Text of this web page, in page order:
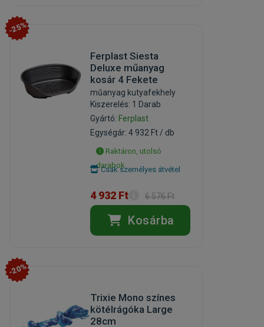
-25%
Ferplast Siesta
Deluxe műanyag
kosár 4 Fekete
műanyag kutyafekhely
Kiszerelés: 1 Darab
Gyártó: Ferplast
Egységár: 4 932 Ft / db
Raktáron, utolsó
darabok
Csak személyes átvétel
4 932 Ft 6 576 Ft
Kosárba
-20%
Trixie Mono színes
kötélrágóka Large
28cm